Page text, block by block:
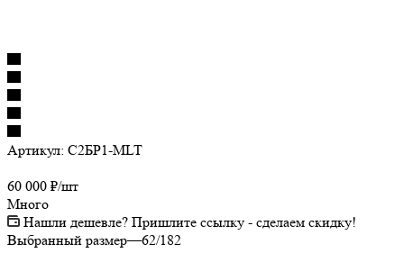
Артикул: С2БР1-MLT
60 000 ₽/шт
Много
Нашли дешевле? Пришлите ссылку - сделаем скидку!
Выбранный размер—62/182